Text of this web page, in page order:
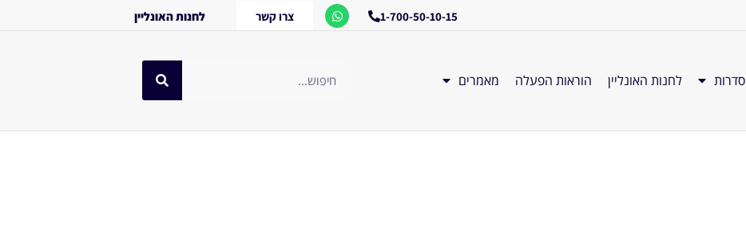
1-700-50-10-15 צרו קשר לחנות האונליין
סדרות לחנות האונליין הוראות הפעלה מאמרים